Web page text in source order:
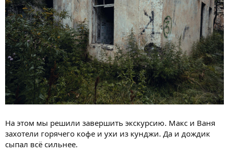
На этом мы решили завершить экскурсию. Макс и Ваня
захотели горячего кофе и ухи из кунджи. Да и дождик
сыпал всё сильнее.